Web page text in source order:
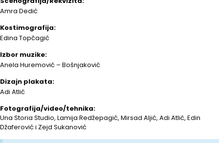
Amra Dedić
Kostimografija:
Edina Topčagić
Izbor muzike:
Anela Huremović – Bošnjaković
Dizajn plakata:
Adi Atlić
Fotografija/video/tehnika:
Una Storia Studio, Lamija Redžepagić, Mirsad Aljić, Adi Atlić, Edin
Džaferović i Zejd Sukanović